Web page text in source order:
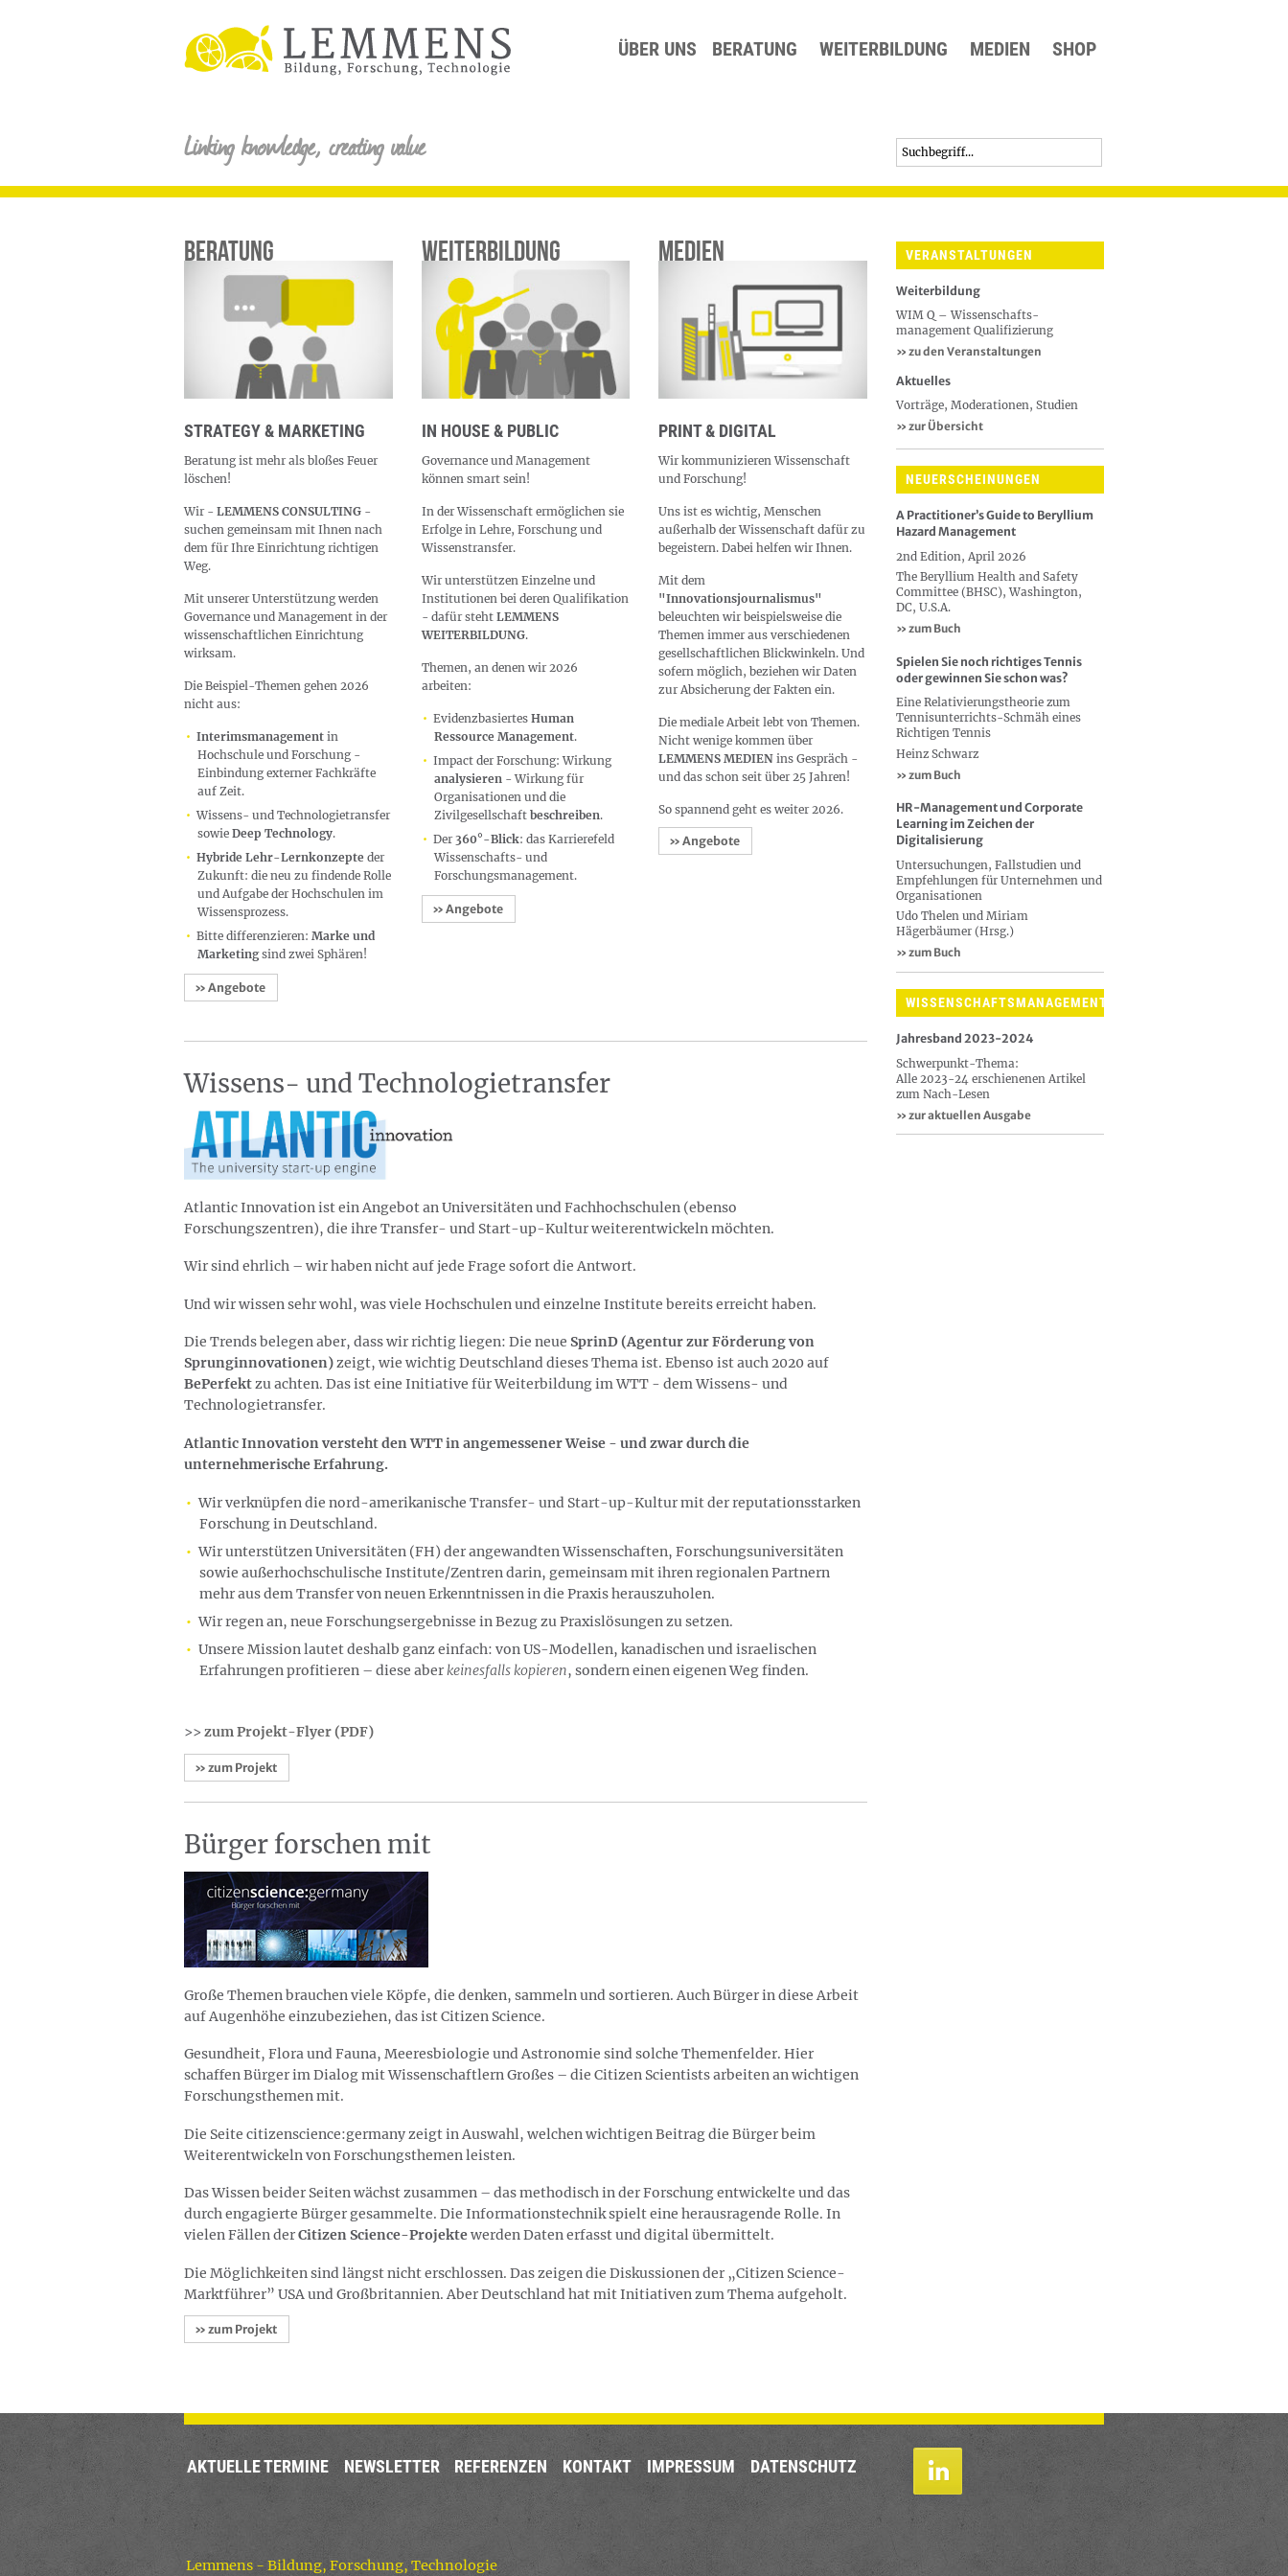
ÜBER UNS BERATUNG WEITERBILDUNG MEDIEN SHOP
Linking knowledge, creating value Suche
BERATUNG
STRATEGY & MARKETING
Beratung ist mehr als bloßes Feuer
löschen!
Wir - LEMMENS CONSULTING -
suchen gemeinsam mit Ihnen nach
dem für Ihre Einrichtung richtigen
Weg.
Mit unserer Unterstützung werden
Governance und Management in der
wissenschaftlichen Einrichtung
wirksam.
Die Beispiel-Themen gehen 2026
nicht aus:
Interimsmanagement in
Hochschule und Forschung -
Einbindung externer Fachkräfte
auf Zeit.
Wissens- und Technologietransfer
sowie Deep Technology.
Hybride Lehr-Lernkonzepte der
Zukunft: die neu zu findende Rolle
und Aufgabe der Hochschulen im
Wissensprozess.
Bitte differenzieren: Marke und
Marketingsind zwei Sphären!
» Angebote
WEITERBILDUNG
IN HOUSE & PUBLIC
Governance und Management
können smart sein!
In der Wissenschaft ermöglichen sie
Erfolge in Lehre, Forschung und
Wissenstransfer.
Wir unterstützen Einzelne und
Institutionen bei deren Qualifikation
- dafür steht LEMMENS
WEITERBILDUNG.
Themen, an denen wir 2026
arbeiten:
EvidenzbasiertesHuman
Ressource Management.
Impact der Forschung: Wirkung
analysieren - Wirkung für
Organisationen und die
Zivilgesellschaftbeschreiben.
Der 360°-Blick: das Karrierefeld
Wissenschafts- und
Forschungsmanagement.
» Angebote
MEDIEN
PRINT & DIGITAL
Wir kommunizieren Wissenschaft
und Forschung!
Uns ist es wichtig, Menschen
außerhalb der Wissenschaft dafür zu
begeistern. Dabei helfen wir Ihnen.
Mit dem
"Innovationsjournalismus"
beleuchten wir beispielsweise die
Themen immer aus verschiedenen
gesellschaftlichen Blickwinkeln. Und
sofern möglich, beziehen wir Daten
zur Absicherung der Fakten ein.
Die mediale Arbeit lebt von Themen.
Nicht wenige kommen über
LEMMENS MEDIEN ins Gespräch -
und das schon seit über 25 Jahren!
So spannend geht es weiter 2026.
» Angebote
Wissens- und Technologietransfer
Atlantic Innovation ist ein Angebot an Universitäten und Fachhochschulen (ebenso
Forschungszentren), die ihre Transfer- und Start-up-Kultur weiterentwickeln möchten.
Wir sind ehrlich – wir haben nicht auf jede Frage sofort die Antwort.
Und wir wissen sehr wohl, was viele Hochschulen und einzelne Institute bereits erreicht haben.
Die Trends belegen aber, dass wir richtig liegen: Die neue SprinD (Agentur zur Förderung von
Sprunginnovationen)zeigt, wie wichtig Deutschland dieses Thema ist. Ebenso ist auch 2020 auf
BePerfektzu achten. Das ist eine Initiative für Weiterbildung im WTT - dem Wissens- und
Technologietransfer.
Atlantic Innovation versteht den WTT in angemessener Weise - und zwar durch die
unternehmerische Erfahrung.
Wir verknüpfen die nord-amerikanische Transfer- und Start-up-Kultur mit der reputationsstarken
Forschung in Deutschland.
Wir unterstützen Universitäten (FH) der angewandten Wissenschaften, Forschungsuniversitäten
sowie außerhochschulische Institute/Zentren darin, gemeinsam mit ihren regionalen Partnern
mehr aus dem Transfer von neuen Erkenntnissen in die Praxis herauszuholen.
Wir regen an, neue Forschungsergebnisse in Bezug zu Praxislösungen zu setzen.
Unsere Mission lautet deshalb ganz einfach: von US-Modellen, kanadischen und israelischen
Erfahrungen profitieren – diese aber keinesfalls kopieren, sondern einen eigenen Weg finden.
>>zum Projekt-Flyer (PDF)
» zum Projekt
Bürger forschen mit
Große Themen brauchen viele Köpfe, die denken, sammeln und sortieren. Auch Bürger in diese Arbeit
auf Augenhöhe einzubeziehen, das ist Citizen Science.
Gesundheit, Flora und Fauna, Meeresbiologie und Astronomie sind solche Themenfelder. Hier
schaffen Bürger im Dialog mit Wissenschaftlern Großes – die Citizen Scientists arbeiten an wichtigen
Forschungsthemen mit.
Die Seite citizenscience:germany zeigt in Auswahl, welchen wichtigen Beitrag die Bürger beim
Weiterentwickeln von Forschungsthemen leisten.
Das Wissen beider Seiten­ wächst zusammen – das methodisch in der Forschung entwickelte­ und das
durch engagierte Bürger gesammelte. Die Informationstechnik spielt eine herausragende Rolle. In
vielen Fällen­ derCitizen Science-Projektewerden Daten erfasst und digital über­mittelt.
Die Möglichkeiten sind längst nicht erschlossen. Das zeigen die Diskussionen der „Citizen Science-
Marktführer” USA und Großbritannien. Aber Deutschland hat mit Initiativen zum Thema aufgeholt.
» zum Projekt
VERANSTALTUNGEN
Weiterbildung
WIM Q – Wissenschafts-
management Qualifizierung
» zu den Veranstaltungen
Aktuelles
Vorträge, Moderationen, Studien
» zur Übersicht
NEUERSCHEINUNGEN
A Practitioner’s Guide to Beryllium
Hazard Management
2nd Edition, April 2026
The Beryllium Health and Safety
Committee (BHSC), Washington,
DC, U.S.A.
» zum Buch
Spielen Sie noch richtiges Tennis
oder gewinnen Sie schon was?
Eine Relativierungstheorie zum
Tennisunterrichts-Schmäh eines
Richtigen Tennis
Heinz Schwarz
» zum Buch
HR-Management und Corporate
Learning im Zeichen der
Digitalisierung
Untersuchungen, Fallstudien und
Empfehlungen für Unternehmen und
Organisationen
Udo Thelen und Miriam
Hägerbäumer (Hrsg.)
» zum Buch
WISSENSCHAFTSMANAGEMENT
Jahresband 2023-2024
Schwerpunkt-Thema:
Alle 2023-24 erschienenen Artikel
zum Nach-Lesen
» zur aktuellen Ausgabe ​
AKTUELLE TERMINE NEWSLETTER REFERENZEN KONTAKT IMPRESSUM DATENSCHUTZ
Lemmens - Bildung, Forschung, Technologie